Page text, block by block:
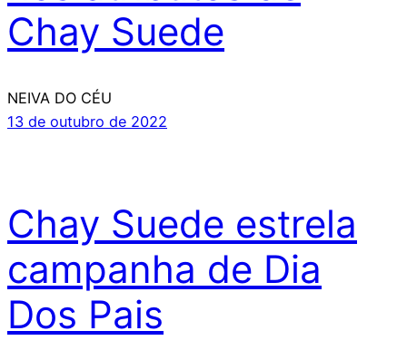
Chay Suede
NEIVA DO CÉU
13 de outubro de 2022
Chay Suede estrela
campanha de Dia
Dos Pais